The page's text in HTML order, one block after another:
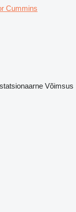
Cummins
statsionaarne Võimsus